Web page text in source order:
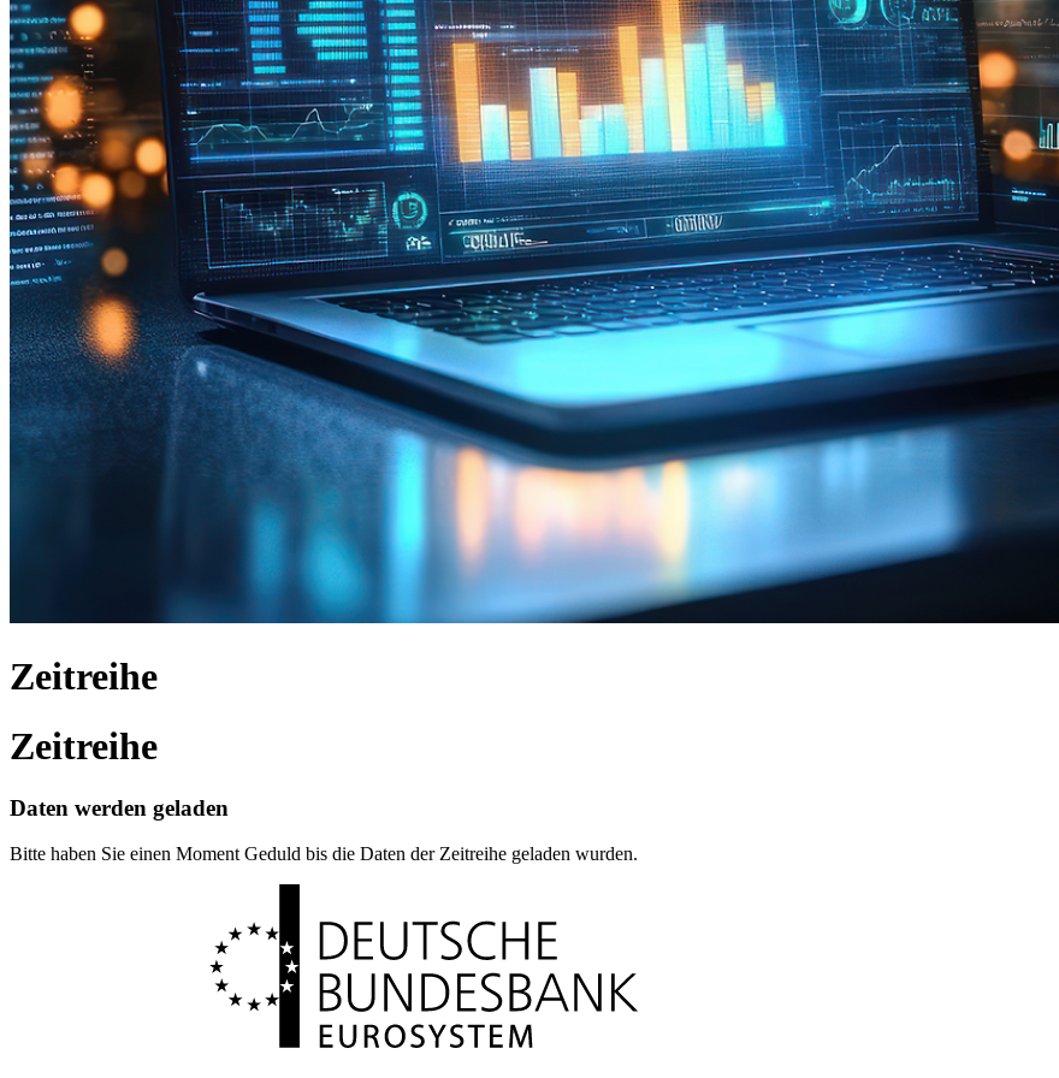
Zeitreihe
Zeitreihe
Daten werden geladen
Bitte haben Sie einen Moment Geduld bis die Daten der Zeitreihe geladen wurden.